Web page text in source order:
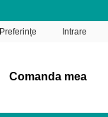
Preferințe Intrare
Comanda mea